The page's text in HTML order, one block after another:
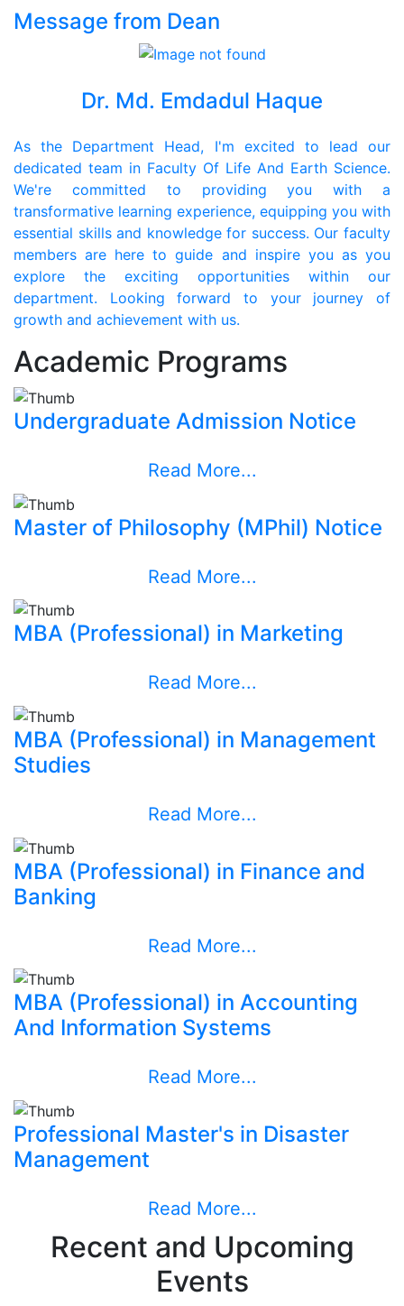
Message from Dean
Dr. Md. Emdadul Haque
As the Department Head, I'm excited to lead our
dedicated team in Faculty Of Life And Earth Science.
We're committed to providing you with a
transformative learning experience, equipping you with
essential skills and knowledge for success. Our faculty
members are here to guide and inspire you as you
explore the exciting opportunities within our
department. Looking forward to your journey of
growth and achievement with us.
Academic Programs
Undergraduate Admission Notice
Read More...
Master of Philosophy (MPhil) Notice
Read More...
MBA (Professional) in Marketing
Read More...
MBA (Professional) in Management
Studies
Read More...
MBA (Professional) in Finance and
Banking
Read More...
MBA (Professional) in Accounting
And Information Systems
Read More...
Professional Master's in Disaster
Management
Read More...
Recent and Upcoming
Events